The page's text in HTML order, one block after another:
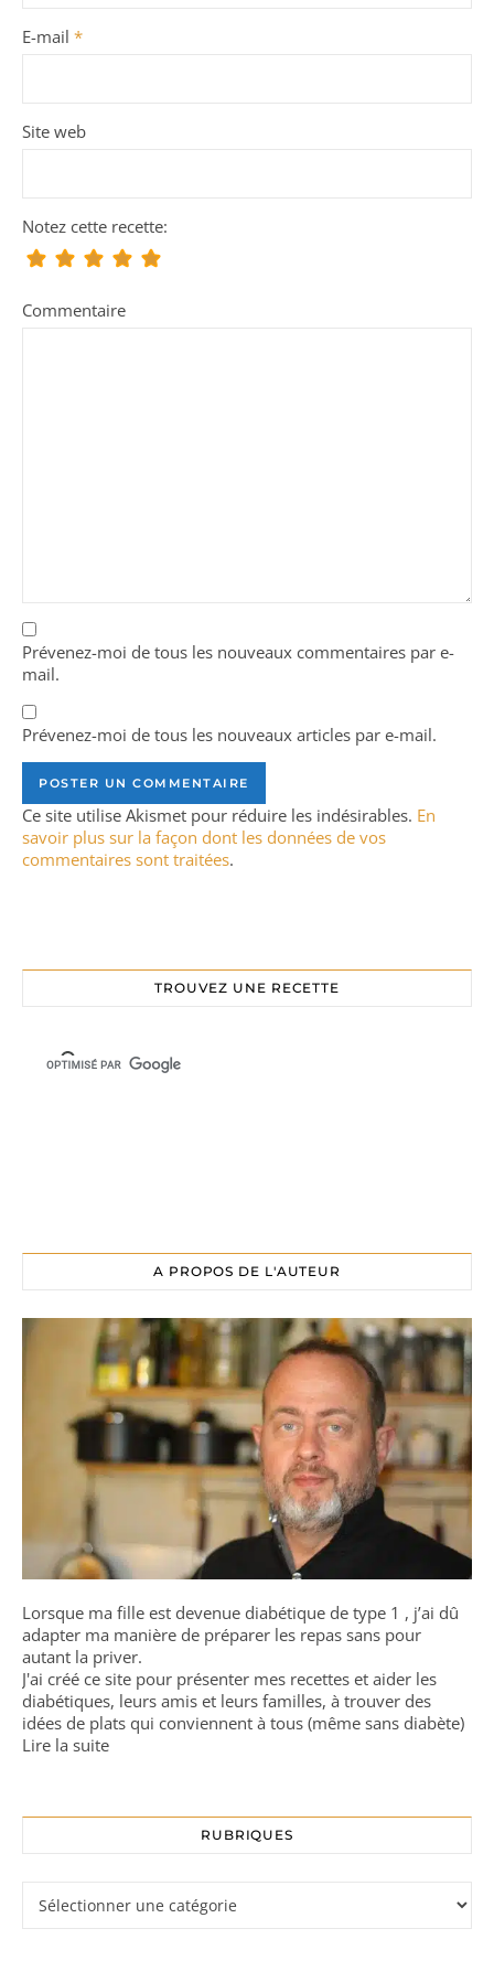
E-mail *
Site web
Notez cette recette:
Commentaire
Prévenez-moi de tous les nouveaux commentaires par e-
mail.
Prévenez-moi de tous les nouveaux articles par e-mail.
Ce site utilise Akismet pour réduire les indésirables. En
savoir plus sur la façon dont les données de vos
commentaires sont traitées.
TROUVEZ UNE RECETTE
A PROPOS DE L'AUTEUR
Lorsque ma fille est devenue diabétique de type 1 , j’ai dû
adapter ma manière de préparer les repas sans pour
autant la priver.
J'ai créé ce site pour présenter mes recettes et aider les
diabétiques, leurs amis et leurs familles, à trouver des
idées de plats qui conviennent à tous (même sans diabète)
Lire la suite
RUBRIQUES